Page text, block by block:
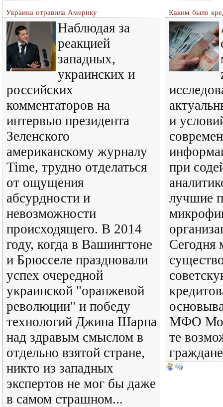
Украина отравила Америку
Наблюдая за
реакцией
западных,
украинских и
российских
комментаторов на
интервью президента
Зеленского
американскому журналу
Time, трудно отделаться
от ощущения
абсурдности и
невозможности
происходящего. В 2014
году, когда в Вашингтоне
и Брюсселе праздновали
успех очередной
украинской "оранжевой
революции" и победу
технологий Джина Шарпа
над здравым смыслом в
отдельно взятой стране,
никто из западных
экспертов не мог бы даже
в самом страшном...
Каким было
и
при
лучшие
Сегодня
МФО
те